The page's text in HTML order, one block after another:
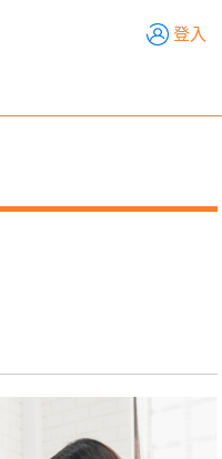
登入
銷工具 活動專區